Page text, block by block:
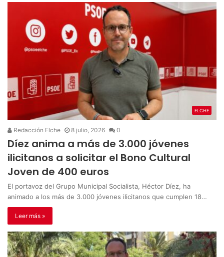
ELCHE
Redacción Elche 8 julio, 2026 0
Díez anima a más de 3.000 jóvenes
ilicitanos a solicitar el Bono Cultural
Joven de 400 euros
El portavoz del Grupo Municipal Socialista, Héctor Díez, ha
animado a los más de 3.000 jóvenes ilicitanos que cumplen 18…
Leer más »